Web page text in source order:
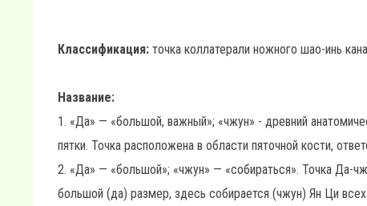
Классификация: точка коллатерали ножного шао-инь
Название:
1. «Да» — «большой, важный»; «чжун» - древний
пятки. Точка расположена в области пяточной кости,
2. «Да» — «большой»; «чжун» — «собираться». Точка Да-
большой (да) размер, здесь собирается (чжун) Ян Ци всех